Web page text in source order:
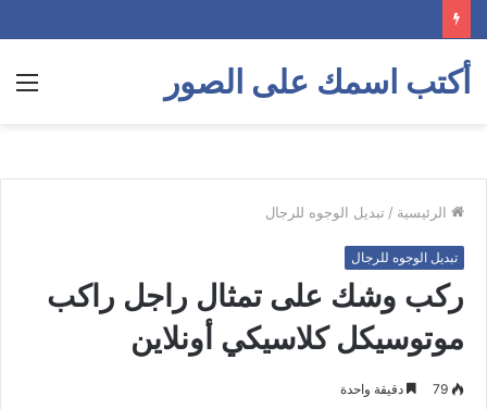
أكتب اسمك على الصور
الرئيسية / تبديل الوجوه للرجال
تبديل الوجوه للرجال
ركب وشك على تمثال راجل راكب
موتوسيكل كلاسيكي أونلاين
79 دقيقة واحدة